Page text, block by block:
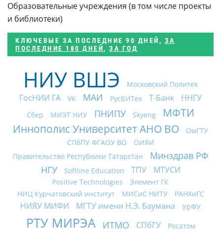
Образовательные учреждения (в том числе проекты
и библиотеки)
КЛЮЧЕВЫЕ ЗА ПОСЛЕДНИЕ 90 ДНЕЙ , ЗА
ПОСЛЕДНИЕ 180 ДНЕЙ, ЗА ГОД
НИУ ВШЭ Московский Политех
ГосНИИ ГА VK МАИ РусБИТех Т-Банк ННГУ
Сбер МИЭТ НИУ ПНИПУ Skyeng
МФТИ
Иннополис Университет АНО ВО
ОмГТУ
СПбПУ ФГАОУ ВО
ОИЯИ
Правительство Республики Татарстан
Минздрав РФ
НГУ
Softline Education ТПУ МТУСИ
Positive Technologies
Элемент ГК
НИЦ Курчатовский институт
МИСиС НИТУ РАНХиГС
НИЯУ МИФИ МГТУ имени Н.Э. Баумана УрФУ
РТУ МИРЭА ИТМО СПбГУ
Росатом